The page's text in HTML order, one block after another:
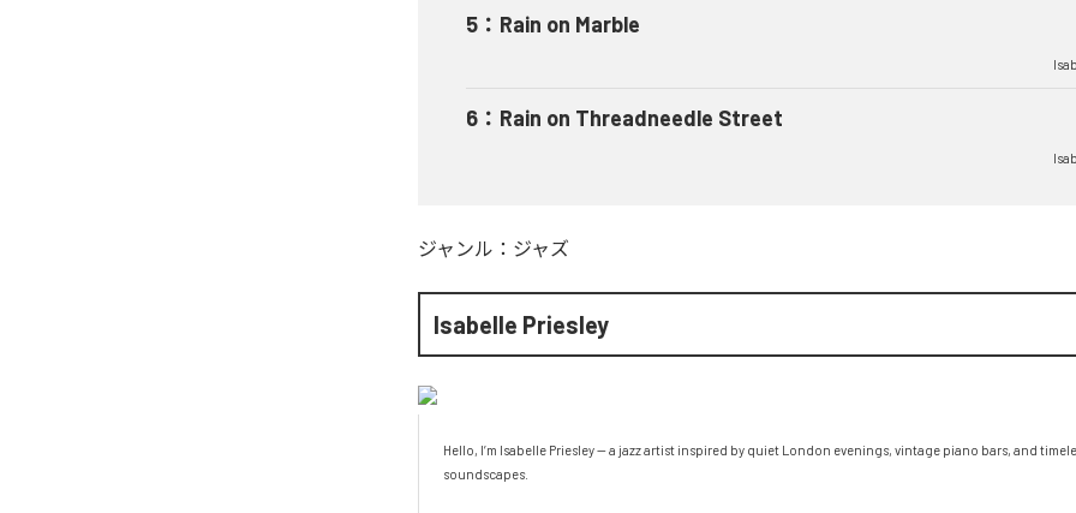
5 ： Rain on Marble
6 ： Rain on Threadneedle Street
ジャンル： ジャズ
Isabelle Priesley
Hello, I’m Isabelle Priesley — a jazz artist inspired by quiet London evenings, vintage piano bars, and
soundscapes.